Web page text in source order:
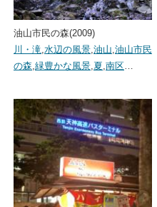
油山市民の森(2009)
川・滝,水辺の風景,油山,油山市民
の森,緑豊かな風景,夏,南区…